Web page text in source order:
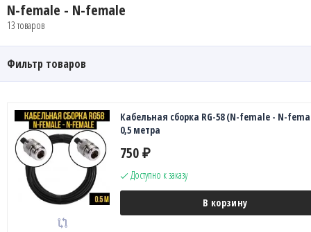
N-female - N-female
13 товаров
Фильтр товаров
Кабельная сборка RG-58 (N-female - N-
0,5 метра
750 ₽
Доступно к заказу
В корзину